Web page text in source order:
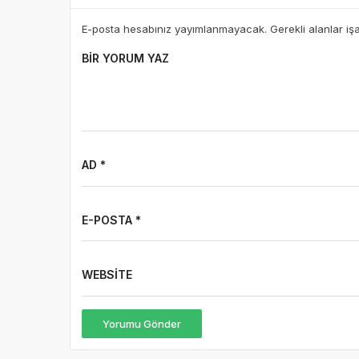
E-posta hesabınız yayımlanmayacak. Gerekli alanlar
BIR YORUM YAZ
AD *
E-POSTA *
WEBSITE
Yorumu Gönder